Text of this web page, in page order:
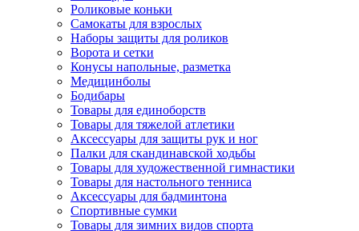
Роликовые коньки
Самокаты для взрослых
Наборы защиты для роликов
Ворота и сетки
Конусы напольные, разметка
Медицинболы
Бодибары
Товары для единоборств
Товары для тяжелой атлетики
Аксессуары для защиты рук и ног
Палки для скандинавской ходьбы
Товары для художественной гимнастики
Товары для настольного тенниса
Аксессуары для бадминтона
Спортивные сумки
Товары для зимних видов спорта